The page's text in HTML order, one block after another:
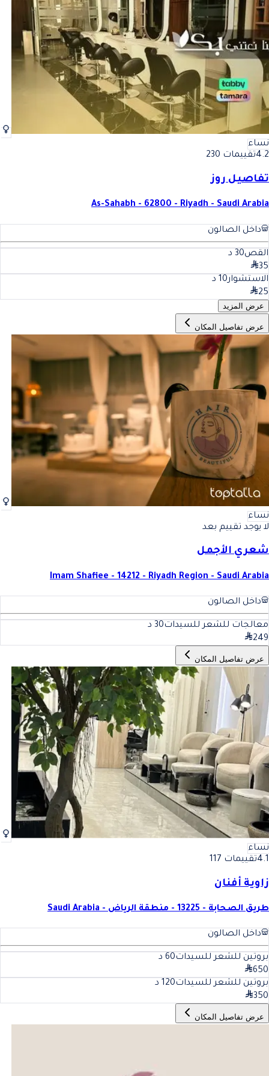
أفضل بروتين للشعر للسيدات في الرياض
أفضل بروتين للشعر للسيدات
نساء
4.2تقييمات 230
تفاصيل روز
As-Sahabh - 62800 - Riyadh - Saudi Arabia
داخل الصالون
القص30 د
35
الاستشوار10 د
25
عرض المزيد
عرض تفاصيل المكان
نساء
لا يوجد تقييم بعد
شعري الأجمل
Imam Shafiee - 14212 - Riyadh Region - Saudi Arabia
داخل الصالون
معالجات للشعر للسيدات30 د
249
عرض تفاصيل المكان
نساء
4.1تقييمات 117
زاوية أفنان
طريق الصحابة - 13225 - منطقة الرياض - Saudi Arabia
داخل الصالون
بروتين للشعر للسيدات60 د
650
بروتين للشعر للسيدات120 د
350
عرض تفاصيل المكان